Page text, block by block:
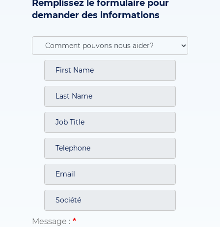
Remplissez le formulaire pour
demander des informations
Message :